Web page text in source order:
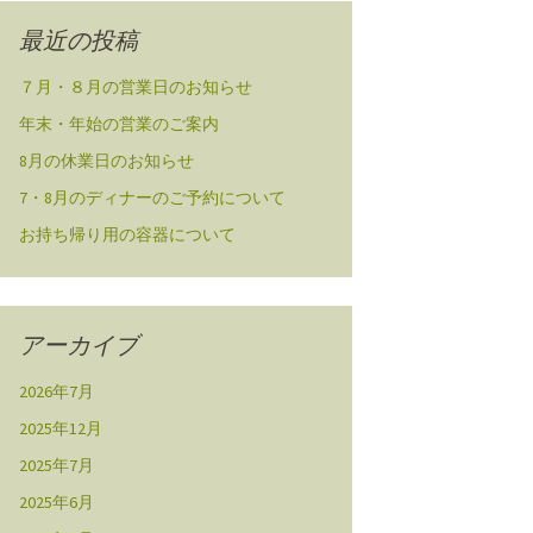
最近の投稿
７月・８月の営業日のお知らせ
年末・年始の営業のご案内
8月の休業日のお知らせ
7・8月のディナーのご予約について
お持ち帰り用の容器について
アーカイブ
2026年7月
2025年12月
2025年7月
2025年6月